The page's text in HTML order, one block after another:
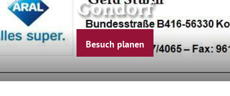
Gondorf
Besuch planen